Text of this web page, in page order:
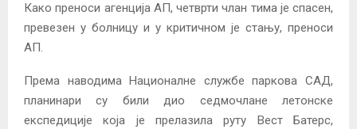
Како преноси агенција АП, четврти члан тима је спасен,
превезен у болницу и у критичном је стању, преноси
АП.
Према наводима Националне службе паркова САД,
планинари су били дио седмочлане летонске
експедиције која је прелазила руту Вест Батерс,